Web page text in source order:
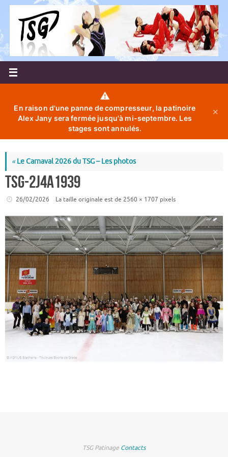
Passer
contenu
⚠️
En raison d'une panne de compresseur, la patinoire
Alex Jany sera fermée jusqu'à mi-septembre. Les
stages sont annulés.
✕
«Le Carnaval 2026 du TSG – Les photos
TSG-2J4A1939
26/02/2026 La taille originale est de 2560 × 1707 pixels
TSG Patinage Contacts